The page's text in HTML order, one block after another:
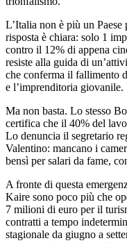
L’Italia non è più un
risposta è chiara: solo 1
contro il 12% di appena
resiste alla guida di
che conferma il fallimento
e l’imprenditoria giovanile.
Ma non basta. Lo stesso
certifica che il 40% del
Lo denuncia il segretario
Valentino: mancano i
bensì per salari da fame,
A fronte di questa
Kaire sono poco più che
7 milioni di euro per il
contratti a tempo
stagionale da giugno a